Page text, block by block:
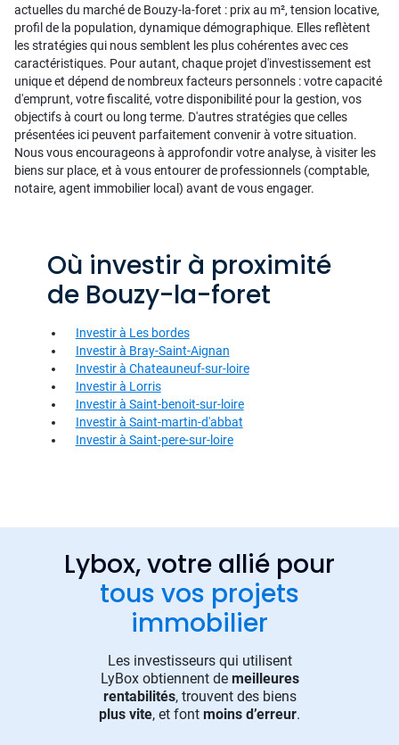
actuelles du marché de Bouzy-la-foret : prix au m², tension locative,
profil de la population, dynamique démographique. Elles reflètent
les stratégies qui nous semblent les plus cohérentes avec ces
caractéristiques. Pour autant, chaque projet d'investissement est
unique et dépend de nombreux facteurs personnels : votre capacité
d'emprunt, votre fiscalité, votre disponibilité pour la gestion, vos
objectifs à court ou long terme. D'autres stratégies que celles
présentées ici peuvent parfaitement convenir à votre situation.
Nous vous encourageons à approfondir votre analyse, à visiter les
biens sur place, et à vous entourer de professionnels (comptable,
notaire, agent immobilier local) avant de vous engager.
Où investir à proximité
de Bouzy-la-foret
Investir à Les bordes
Investir à Bray-Saint-Aignan
Investir à Chateauneuf-sur-loire
Investir à Lorris
Investir à Saint-benoit-sur-loire
Investir à Saint-martin-d'abbat
Investir à Saint-pere-sur-loire
Lybox, votre allié pour
tous vos projets
immobilier
Les investisseurs qui utilisent
LyBox obtiennent de meilleures
rentabilités, trouvent des biens
plus vite, et font moins d’erreur.